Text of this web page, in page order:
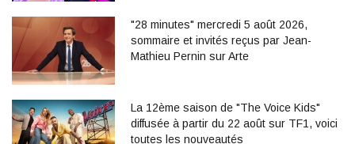
"28 minutes" mercredi 5 août 2026,
sommaire et invités reçus par Jean-
Mathieu Pernin sur Arte
La 12ème saison de "The Voice Kids"
diffusée à partir du 22 août sur TF1, voici
toutes les nouveautés